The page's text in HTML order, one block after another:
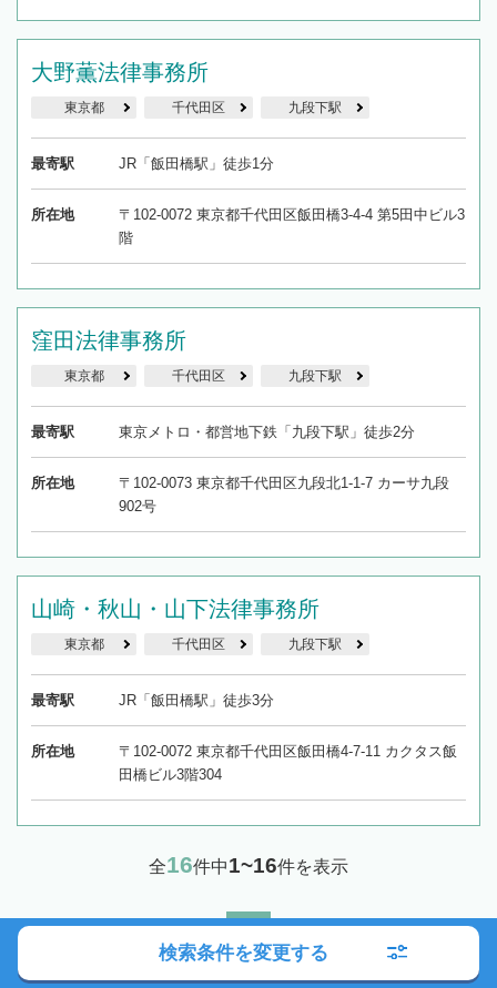
大野薫法律事務所
東京都 千代田区 九段下駅
最寄駅 JR「飯田橋駅」徒歩1分
所在地
〒102-0072 東京都千代田区飯田橋3-4-4 第5田中ビル3
階
窪田法律事務所
東京都 千代田区 九段下駅
最寄駅 東京メトロ・都営地下鉄「九段下駅」徒歩2分
所在地
〒102-0073 東京都千代田区九段北1-1-7 カーサ九段
902号
山崎・秋山・山下法律事務所
東京都 千代田区 九段下駅
最寄駅 JR「飯田橋駅」徒歩3分
所在地
〒102-0072 東京都千代田区飯田橋4-7-11 カクタス飯
田橋ビル3階304
全16件中1~16件を表示
検索条件を変更する